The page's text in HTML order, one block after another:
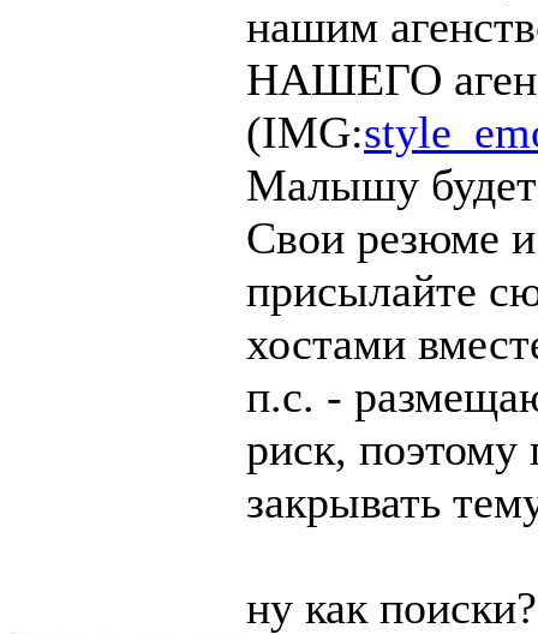
нашим
НАШЕГО
(IMG:
Малышу будет
Свои резюме
присылайте
хостами
п.с. -
риск, поэтому
закрывать
ну как поиски?